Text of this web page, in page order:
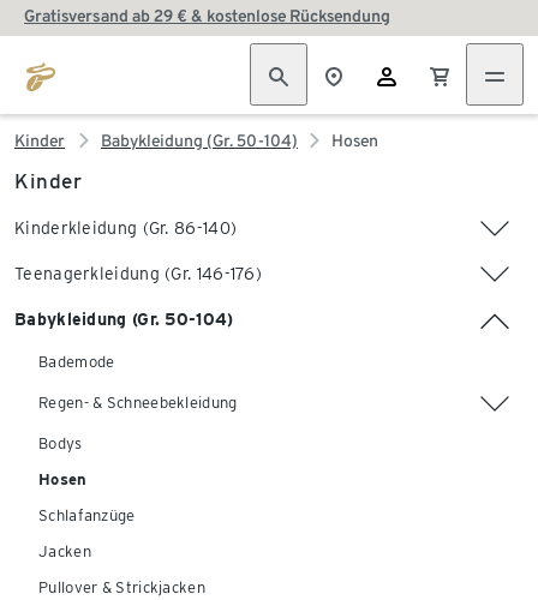
Gratisversand ab 29 € & kostenlose Rücksendung
Kinder Babykleidung (Gr. 50-104) Hosen
Kinder
Kinderkleidung (Gr. 86-140)
Teenagerkleidung (Gr. 146-176)
Babykleidung (Gr. 50-104)
Bademode
Regen- & Schneebekleidung
Bodys
Hosen
Schlafanzüge
Jacken
Pullover & Strickjacken